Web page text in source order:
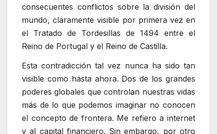
consecuentes conflictos sobre la división del
mundo, claramente visible por primera vez en
el Tratado de Tordesillas de 1494 entre el
Reino de Portugal y el Reino de Castilla.
Esta contradicción tal vez nunca ha sido tan
visible como hasta ahora. Dos de los grandes
poderes globales que controlan nuestras vidas
más de lo que podemos imaginar no conocen
el concepto de frontera. Me refiero a internet
y al capital financiero. Sin embargo, por otro